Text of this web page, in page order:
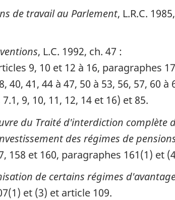
de travail au Parlement, L.R.C.
, L.C. 1992, ch. 47 :
9, 10 et 12 à 16, paragraphes
40, 41, 44 à 47, 50 à 53, 56, 57,
7.1, 9, 10, 11, 12, 14 et 16) et 85.
du Traité d'interdiction complète
des régimes de
158 et 160, paragraphes 161(1) et
de certains régimes
et (3) et article 109.